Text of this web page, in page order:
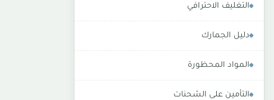
التغليف الاحترافي
دليل الجمارك
المواد المحظورة
التأمين على الشحنات